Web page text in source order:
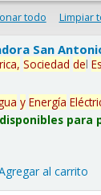
todo Limpiar
San
Sociedad del
y Energía
para
al carrito